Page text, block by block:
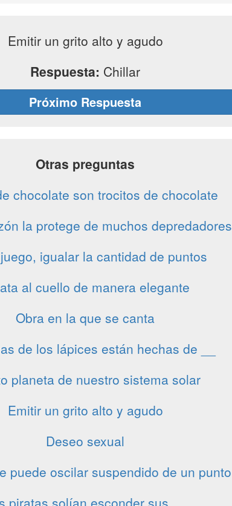
Emitir un grito alto y agudo
Respuesta: Chillar
Próximo Respuesta
Otras preguntas
chocolate son trocitos de chocolate
la protege de muchos depredadores
igualar la cantidad de puntos
al cuello de manera elegante
Obra en la que se canta
de los lápices están hechas de __
planeta de nuestro sistema solar
Emitir un grito alto y agudo
Deseo sexual
puede oscilar suspendido de un punto